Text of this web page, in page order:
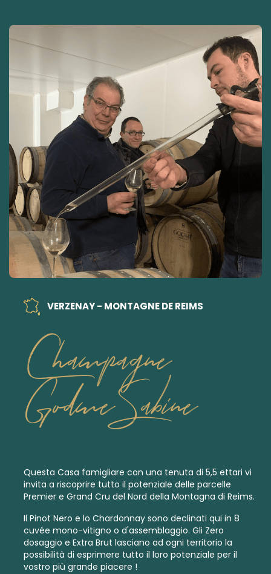
VERZENAY - MONTAGNE DE REIMS
Champagne
Godme Sabine
Questa Casa famigliare con una tenuta di 5,5 ettari vi
invita a riscoprire tutto il potenziale delle parcelle
Premier e Grand Cru del Nord della Montagna di Reims.
Il Pinot Nero e lo Chardonnay sono declinati qui in 8
cuvée mono-vitigno o d'assemblaggio. Gli Zero
dosaggio e Extra Brut lasciano ad ogni territorio la
possibilità di esprimere tutto il loro potenziale per il
vostro più grande piacere !